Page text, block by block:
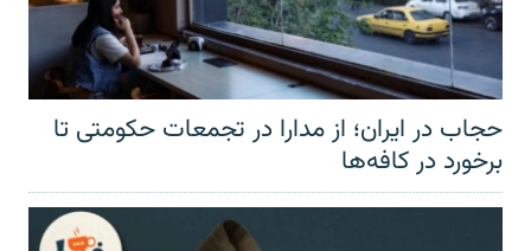
حجاب در ایران؛ از مدارا در تجمعات حکومتی تا
برخورد در کافه‌ها